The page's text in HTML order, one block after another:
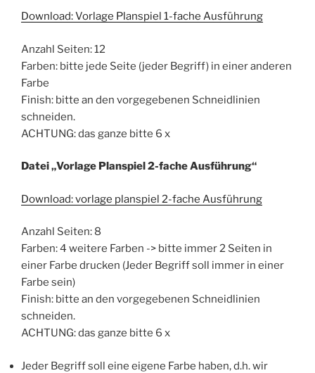
Download: Vorlage Planspiel 1-fache Ausführung
Anzahl Seiten: 12
Farben: bitte jede Seite (jeder Begriff) in einer anderen
Farbe
Finish: bitte an den vorgegebenen Schneidlinien
schneiden.
ACHTUNG: das ganze bitte 6 x
Datei „Vorlage Planspiel 2-fache Ausführung“
Download: vorlage planspiel 2-fache Ausführung
Anzahl Seiten: 8
Farben: 4 weitere Farben -> bitte immer 2 Seiten in
einer Farbe drucken (Jeder Begriff soll immer in einer
Farbe sein)
Finish: bitte an den vorgegebenen Schneidlinien
schneiden.
ACHTUNG: das ganze bitte 6 x
Jeder Begriff soll eine eigene Farbe haben, d.h. wir